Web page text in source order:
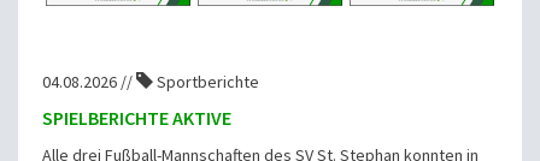
04.08.2026 // Sportberichte
SPIELBERICHTE AKTIVE
Alle drei Fußball-Mannschaften des SV St. Stephan konnten in